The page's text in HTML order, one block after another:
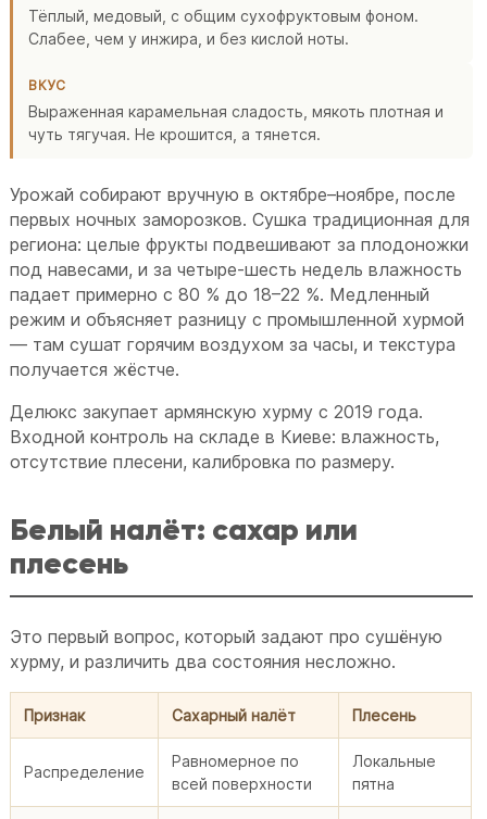
Тёплый, медовый, с общим сухофруктовым фоном.
Слабее, чем у инжира, и без кислой ноты.
ВКУС
Выраженная карамельная сладость, мякоть плотная и
чуть тягучая. Не крошится, а тянется.
Урожай собирают вручную в октябре–ноябре, после
первых ночных заморозков. Сушка традиционная для
региона: целые фрукты подвешивают за плодоножки
под навесами, и за четыре-шесть недель влажность
падает примерно с 80 % до 18–22 %. Медленный
режим и объясняет разницу с промышленной хурмой
— там сушат горячим воздухом за часы, и текстура
получается жёстче.
Делюкс закупает армянскую хурму с 2019 года.
Входной контроль на складе в Киеве: влажность,
отсутствие плесени, калибровка по размеру.
Белый налёт: сахар или
плесень
Это первый вопрос, который задают про сушёную
хурму, и различить два состояния несложно.
Признак Сахарный налёт Плесень
Распределение
Равномерное по
всей поверхности
Локальные
пятна